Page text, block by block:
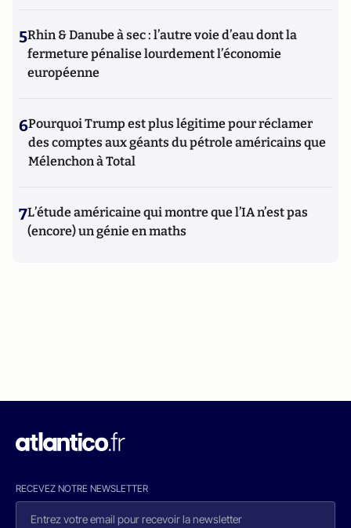
5Rhin & Danube à sec : l’autre voie d’eau dont la
fermeture pénalise lourdement l’économie
européenne
6Pourquoi Trump est plus légitime pour réclamer
des comptes aux géants du pétrole américains que
Mélenchon à Total
7L’étude américaine qui montre que l’IA n’est pas
(encore) un génie en maths
RECEVEZ NOTRE NEWSLETTER